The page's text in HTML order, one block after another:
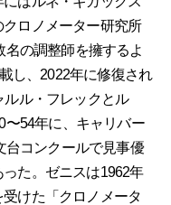
ロノメーター研究所
の調整師を擁するよ
し、2022年に修復され
ルル・フレックとル
〜54年に、キャリバー
台コンクールで見事優
た。ゼニスは1962年
けた「クロノメータ